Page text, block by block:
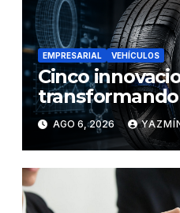
EMPRESARIAL VEHÍCULOS
Cinco
los
futuro de la
AGO 6, 2026